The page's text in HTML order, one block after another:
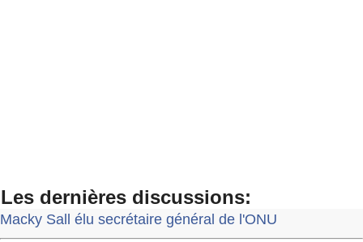
Les dernières discussions:
Macky Sall élu secrétaire général de l'ONU